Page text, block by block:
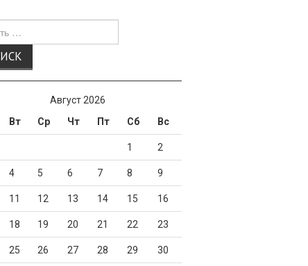
Август 2026
Вт Ср Чт Пт Сб Вс
1 2
4 5 6 7 8 9
11 12 13 14 15 16
18 19 20 21 22 23
25 26 27 28 29 30